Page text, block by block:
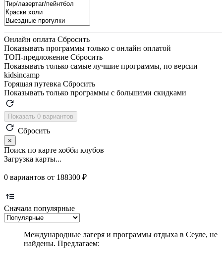
Онлайн оплата Сбросить
Показывать программы только с онлайн оплатой
ТОП-предложение Сбросить
Показывать только самые лучшие программы, по версии
kidsincamp
Горящая путевка Сбросить
Показывать только программы с большими скидками
Показать 0 вариантов
Сбросить
×
Поиск по карте хобби клубов
Загрузка карты...
0 вариантов от 188300 ₽
Сначала популярные
Международные лагеря и программы отдыха в Сеуле, не
найдены. Предлагаем: